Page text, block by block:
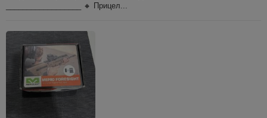
__________________ 🔸 Прицел...